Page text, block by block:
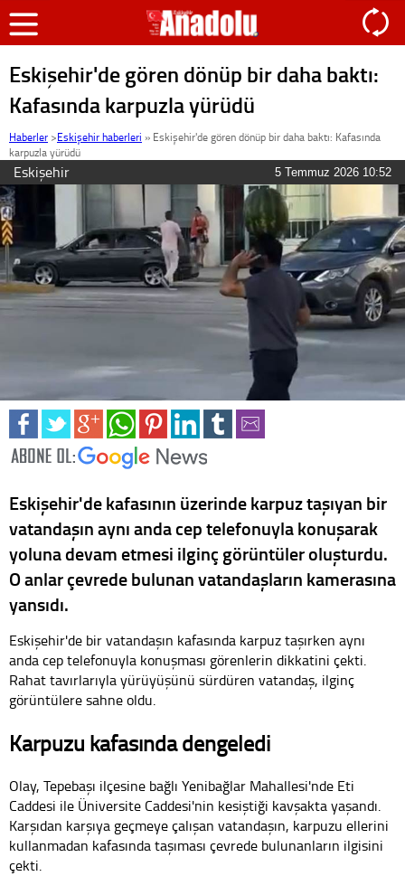
Eskişehir'de gören dönüp bir daha baktı:
Kafasında karpuzla yürüdü
Haberler >Eskişehir haberleri » Eskişehir'de gören dönüp bir daha baktı: Kafasında
karpuzla yürüdü
Eskişehir 5 Temmuz 2026 10:52
Eskişehir'de kafasının üzerinde karpuz taşıyan bir
vatandaşın aynı anda cep telefonuyla konuşarak
yoluna devam etmesi ilginç görüntüler oluşturdu.
O anlar çevrede bulunan vatandaşların kamerasına
yansıdı.
Eskişehir'de bir vatandaşın kafasında karpuz taşırken aynı
anda cep telefonuyla konuşması görenlerin dikkatini çekti.
Rahat tavırlarıyla yürüyüşünü sürdüren vatandaş, ilginç
görüntülere sahne oldu.
Karpuzu kafasında dengeledi
Olay, Tepebaşı ilçesine bağlı Yenibağlar Mahallesi'nde Eti
Caddesi ile Üniversite Caddesi'nin kesiştiği kavşakta yaşandı.
Karşıdan karşıya geçmeye çalışan vatandaşın, karpuzu ellerini
kullanmadan kafasında taşıması çevrede bulunanların ilgisini
çekti.